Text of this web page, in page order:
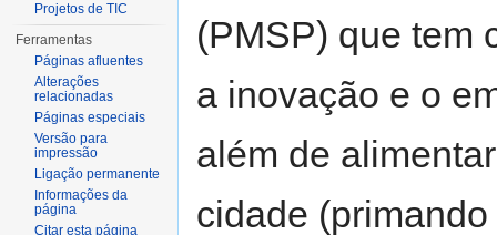
(PMSP) que tem
a inovação e o
além de
cidade
Projetos de TIC
Ferramentas
Páginas afluentes
Alterações
relacionadas
Páginas especiais
Versão para
impressão
Ligação permanente
Informações da
página
Citar esta página